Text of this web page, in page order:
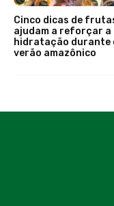
Cinco dicas de
ajudam a reforçar a
hidratação durante
verão amazônico